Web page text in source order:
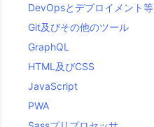
DevOpsとデプロイメント等
Git及びその他のツール
GraphQL
HTML及びCSS
JavaScript
PWA